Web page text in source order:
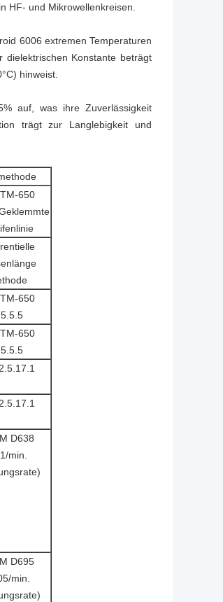
HF- und Mikrowellenkreisen.
6006 extremen Temperaturen
dielektrischen Konstante beträgt
hinweist.
auf, was ihre Zuverlässigkeit
trägt zur Langlebigkeit und
650
650
650
D638
min.
D695
min.